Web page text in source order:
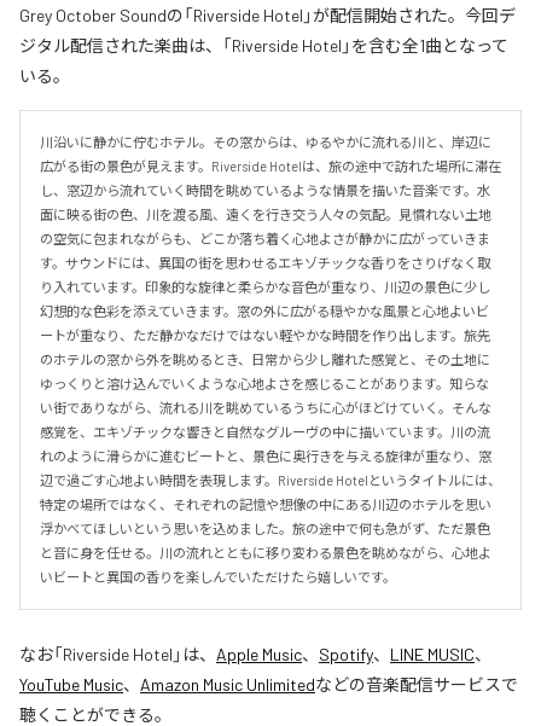
Grey October Soundの「Riverside Hotel」が配信開始された。今回デ
ジタル配信された楽曲は、「Riverside Hotel」を含む全1曲となって
いる。
川沿いに静かに佇むホテル。その窓からは、ゆるやかに流れる川と、岸辺に
広がる街の景色が見えます。Riverside Hotelは、旅の途中で訪れた場所に滞在
し、窓辺から流れていく時間を眺めているような情景を描いた音楽です。水
面に映る街の色、川を渡る風、遠くを行き交う人々の気配。見慣れない土地
の空気に包まれながらも、どこか落ち着く心地よさが静かに広がっていきま
す。サウンドには、異国の街を思わせるエキゾチックな香りをさりげなく取
り入れています。印象的な旋律と柔らかな音色が重なり、川辺の景色に少し
幻想的な色彩を添えていきます。窓の外に広がる穏やかな風景と心地よいビ
ートが重なり、ただ静かなだけではない軽やかな時間を作り出します。旅先
のホテルの窓から外を眺めるとき、日常から少し離れた感覚と、その土地に
ゆっくりと溶け込んでいくような心地よさを感じることがあります。知らな
い街でありながら、流れる川を眺めているうちに心がほどけていく。そんな
感覚を、エキゾチックな響きと自然なグルーヴの中に描いています。川の流
れのように滑らかに進むビートと、景色に奥行きを与える旋律が重なり、窓
辺で過ごす心地よい時間を表現します。Riverside Hotelというタイトルには、
特定の場所ではなく、それぞれの記憶や想像の中にある川辺のホテルを思い
浮かべてほしいという思いを込めました。旅の途中で何も急がず、ただ景色
と音に身を任せる。川の流れとともに移り変わる景色を眺めながら、心地よ
いビートと異国の香りを楽しんでいただけたら嬉しいです。
なお「Riverside Hotel 」は、 Apple Music、 Spotify、 LINE MUSIC、
YouTube Music、 Amazon Music Unlimitedなどの音楽配信サービスで
聴くことができる。